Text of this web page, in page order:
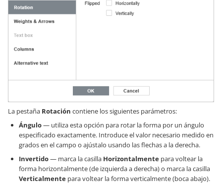
La pestaña Rotación contiene los siguientes parámetros:
Ángulo— utiliza esta opción para rotar la forma por un ángulo
especificado exactamente. Introduce el valor necesario medido en
grados en el campo o ajústalo usando las flechas a la derecha.
Invertido— marca la casilla Horizontalmente para voltear la
forma horizontalmente (de izquierda a derecha) o marca la casilla
Verticalmente para voltear la forma verticalmente (boca abajo).